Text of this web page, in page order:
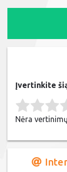
Įvertinkite
Rate this item:
Nėra